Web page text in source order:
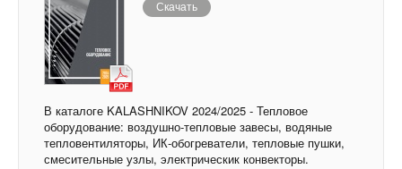
Скачать
В каталоге KALASHNIKOV 2024/2025 - Тепловое
оборудование: воздушно-тепловые завесы, водяные
тепловентиляторы, ИК-обогреватели, тепловые пушки,
смесительные узлы, электрическик конвекторы.